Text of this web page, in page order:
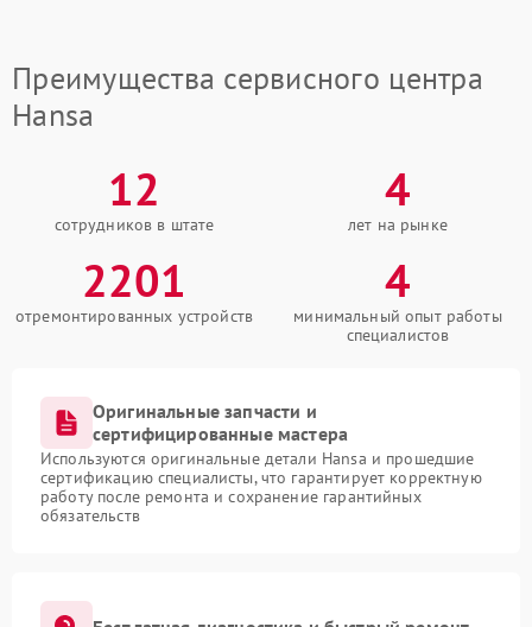
Преимущества сервисного центра
Hansa
12
сотрудников в штате
4
лет на рынке
2201
отремонтированных устройств
4
минимальный опыт работы
специалистов
Оригинальные запчасти и
сертифицированные мастера
Используются оригинальные детали Hansa и прошедшие
сертификацию специалисты, что гарантирует корректную
работу после ремонта и сохранение гарантийных
обязательств